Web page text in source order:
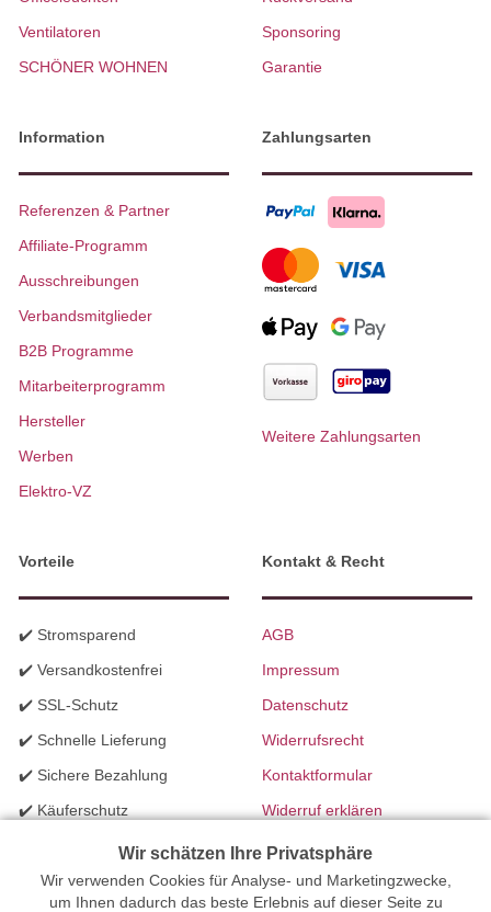
Ventilatoren
SCHÖNER WOHNEN
Sponsoring
Garantie
Information
Referenzen & Partner
Affiliate-Programm
Ausschreibungen
Verbandsmitglieder
B2B Programme
Mitarbeiterprogramm
Hersteller
Werben
Elektro-VZ
Zahlungsarten
Weitere Zahlungsarten
Vorteile
✔️ Stromsparend
✔️ Versandkostenfrei
✔️ SSL-Schutz
✔️ Schnelle Lieferung
✔️ Sichere Bezahlung
✔️ Käuferschutz
✔️ B2B Programm
✔️ Schneller Support
Kontakt & Recht
AGB
Impressum
Datenschutz
Widerrufsrecht
Kontaktformular
Widerruf erklären
Batteriegesetzhinweise
Richtlinien für Werbung
Wir schätzen Ihre Privatsphäre
Wir verwenden Cookies für Analyse- und Marketingzwecke,
um Ihnen dadurch das beste Erlebnis auf dieser Seite zu